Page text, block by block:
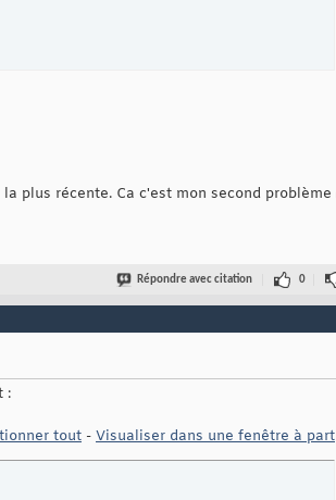
plus récente. Ca c'est mon second problème
Répondre avec citation 0
:
tout - Visualiser dans une fenêtre à part